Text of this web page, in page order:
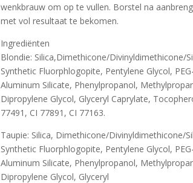
wenkbrauw om op te vullen. Borstel na
met vol resultaat te bekomen.
Ingrediënten
Blondie: Silica,Dimethicone/Divinyldimethicone/
Synthetic Fluorphlogopite, Pentylene Glycol,
Aluminum Silicate, Phenylpropanol,
Dipropylene Glycol, Glyceryl Caprylate,
77491, CI 77891, CI 77163.
Taupie: Silica, Dimethicone/Divinyldimethicone/
Synthetic Fluorphlogopite, Pentylene Glycol,
Aluminum Silicate, Phenylpropanol,
Dipropylene Glycol, Glyceryl